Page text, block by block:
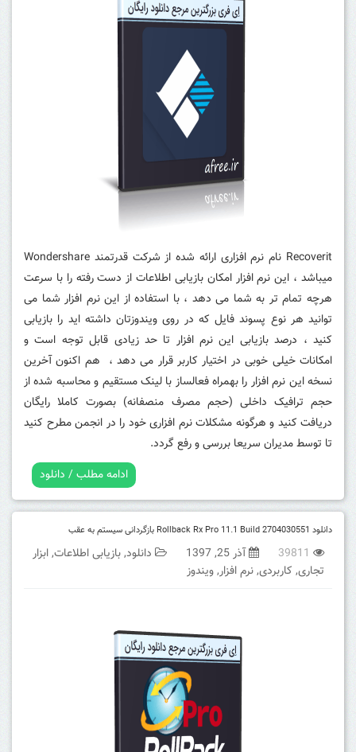
Recoverit نام نرم افزاری ارائه شده از شرکت قدرتمند Wondershare
میباشد ، این نرم افزار امکان بازیابی اطلاعات از دست رفته را با سرعت
هرچه تمام تر به شما می دهد ، با استفاده از این نرم افزار شما می
توانید هر نوع پسوند فایل که در روی ویندوزتان داشته اید را بازیابی
کنید ، درصد بازیابی این نرم افزار تا حد زیادی قابل توجه است و
امکانات خیلی خوبی در اختیار کاربر قرار می دهد ، هم اکنون آخرین
نسخه این نرم افزار را بهمراه فعالساز با لینک مستقیم و محاسبه شده از
حجم ترافیک داخلی (حجم مصرف منصفانه) بصورت کاملا رایگان
دریافت کنید و هرگونه مشکلات نرم افزاری خود را در انجمن مطرح کنید
تا توسط مدیران سریعا بررسی و رفع گردد.
ادامه مطلب / دانلود
دانلود Rollback Rx Pro 11.1 Build 2704030551 بازگردانی سیستم به عقب
39811 آذر 25, 1397 دانلود,بازیابی اطلاعات,ابزار
تجاری, کاربردی,نرم افزار,ویندوز